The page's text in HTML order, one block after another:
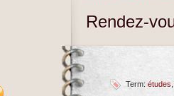
Rendez-
Term:études